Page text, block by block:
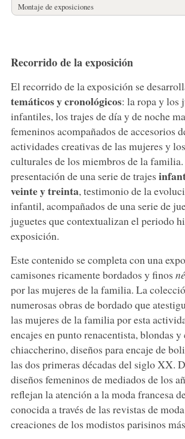
Montaje de exposiciones
Recorrido de la exposición
El recorrido de la exposición se
temáticos y cronológicos: la ropa y los
infantiles, los trajes de día y de noche
femeninos acompañados de accesorios
actividades creativas de las mujeres y
culturales de los miembros de la
presentación de una serie de trajes
veinte y treinta, testimonio de la
infantil, acompañados de una serie de
juguetes que contextualizan el periodo
exposición.
Este contenido se completa con una
camisones ricamente bordados y finos
por las mujeres de la familia. La
numerosas obras de bordado que
las mujeres de la familia por esta
encajes en punto renacentista, blondas y
chiaccherino, diseños para encaje de
las dos primeras décadas del siglo XX.
diseños femeninos de mediados de los
reflejan la atención a la moda francesa
conocida a través de las revistas de
creaciones de los modistos parisinos